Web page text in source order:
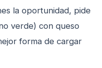
la oportunidad, pide
verde) con queso
forma de cargar